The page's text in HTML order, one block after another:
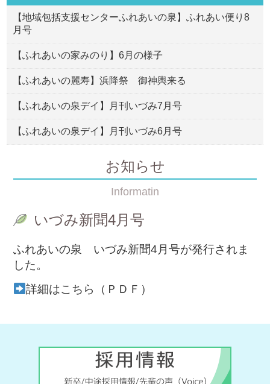
【地域包括支援センターふれあいの泉】ふれあい便り8
月号
【ふれあいの家みのり】6月の様子
【ふれあいの麗寿】浜降祭 御神輿来る
【ふれあいの泉デイ】月刊いづみ7月号
【ふれあいの泉デイ】月刊いづみ6月号
お知らせ
Informatin
いづみ新聞4月号
ふれあいの泉 いづみ新聞4月号が発行されま
した。
詳細はこちら（ＰＤＦ）